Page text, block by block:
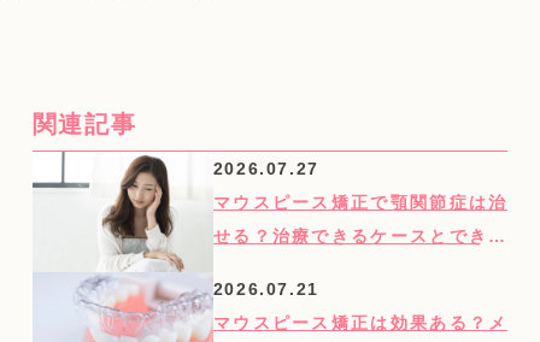
関連記事
2026.07.27
マウスピース矯正で顎関節症は治
せる？治療できるケースとできな
2026.07.21
マウスピース矯正は効果ある？メ